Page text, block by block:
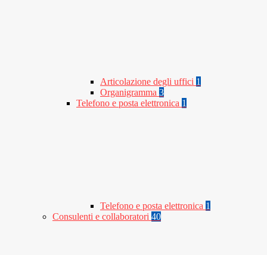
Articolazione degli uffici 1
Organigramma 3
Telefono e posta elettronica 1
Telefono e posta elettronica 1
Consulenti e collaboratori 40